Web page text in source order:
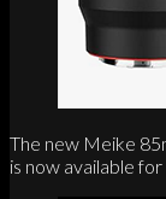
The new Meike
is now available